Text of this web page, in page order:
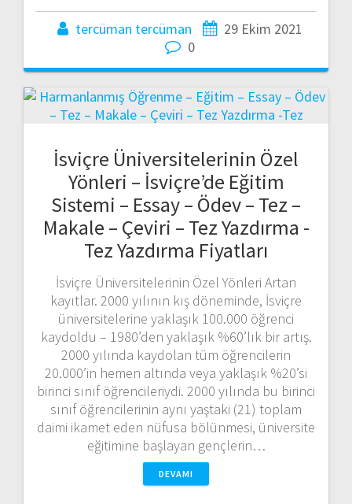
tercüman tercüman
29 Ekim 2021
0
İsviçre Üniversitelerinin Özel
Yönleri – İsviçre’de Eğitim
Sistemi – Essay – Ödev – Tez –
Makale – Çeviri – Tez Yazdırma -
Tez Yazdırma Fiyatları
İsviçre Üniversitelerinin Özel Yönleri Artan
kayıtlar. 2000 yılının kış döneminde, İsviçre
üniversitelerine yaklaşık 100.000 öğrenci
kaydoldu – 1980’den yaklaşık %60’lık bir artış.
2000 yılında kaydolan tüm öğrencilerin
20.000’in hemen altında veya yaklaşık %20’si
birinci sınıf öğrencileriydi. 2000 yılında bu birinci
sınıf öğrencilerinin aynı yaştaki (21) toplam
daimi ikamet eden nüfusa bölünmesi, üniversite
eğitimine başlayan gençlerin…
DEVAMI